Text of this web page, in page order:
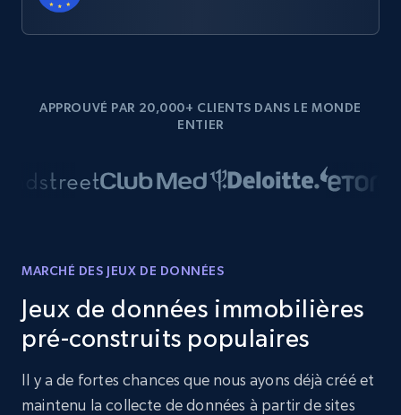
APPROUVÉ PAR 20,000+ CLIENTS DANS LE MONDE
ENTIER
MARCHÉ DES JEUX DE DONNÉES
Jeux de données immobilières
pré-construits populaires
Il y a de fortes chances que nous ayons déjà créé et
maintenu la collecte de données à partir de sites